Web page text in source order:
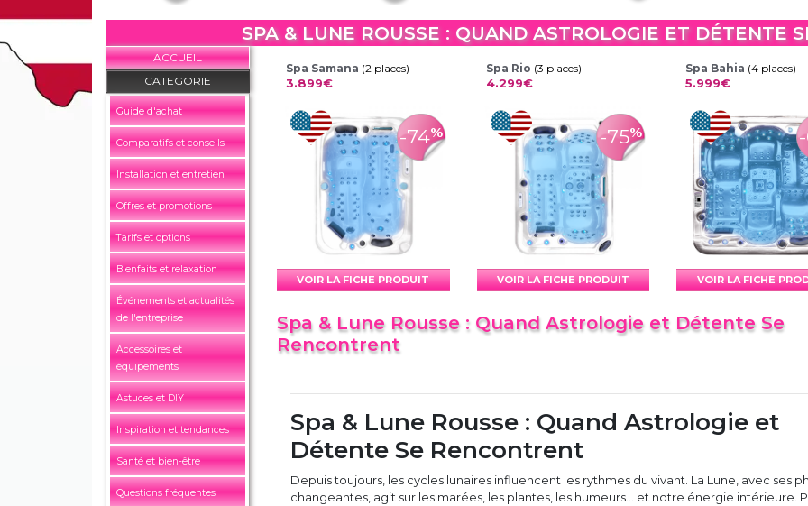
SPA & LUNE ROUSSE : QUAND ASTROLOGIE ET DÉTENTE
ACCUEIL
CATEGORIE
Guide d'achat
Comparatifs et conseils
Installation et entretien
Offres et promotions
Tarifs et options
Bienfaits et relaxation
Événements et actualités
de l'entreprise
Accessoires et
équipements
Astuces et DIY
Inspiration et tendances
Santé et bien-être
Questions fréquentes
Spa Samana (2 places)
3.899€
-74%
VOIR LA FICHE PRODUIT
Spa Rio (3 places)
4.299€
-75%
VOIR LA FICHE PRODUIT
Spa Bahia (4 places)
5.999€
VOIR LA FICHE
Spa & Lune Rousse : Quand Astrologie et Détente Se
Rencontrent
Spa & Lune Rousse : Quand Astrologie et
Détente Se Rencontrent
Depuis toujours, les cycles lunaires influencent les rythmes du vivant. La Lune, avec ses
changeantes, agit sur les marées, les plantes, les humeurs… et notre énergie intérieure.